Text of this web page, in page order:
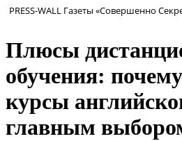
PRESS-WALL Газеты «Совершенно
Плюсы
обучения:
курсы
главным